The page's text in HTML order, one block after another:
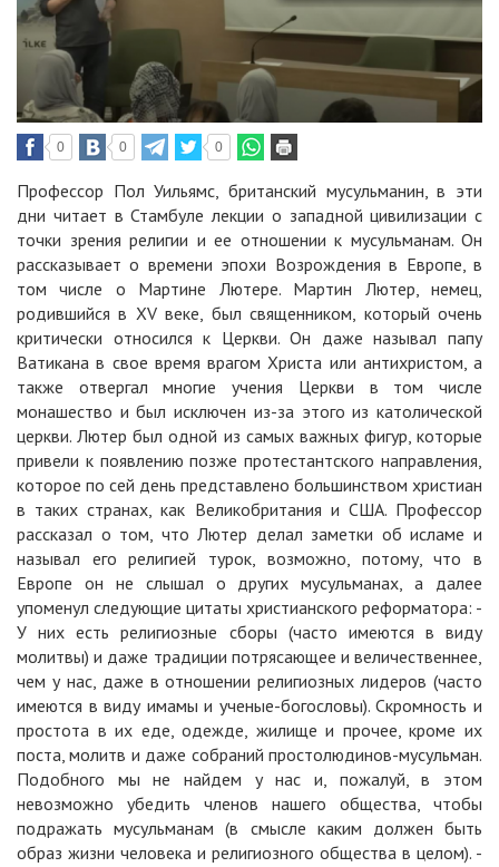
0 0 0
Профессор Пол Уильямс, британский мусульманин, в эти
дни читает в Стамбуле лекции о западной цивилизации с
точки зрения религии и ее отношении к мусульманам. Он
рассказывает о времени эпохи Возрождения в Европе, в
том числе о Мартине Лютере. Мартин Лютер, немец,
родившийся в XV веке, был священником, который очень
критически относился к Церкви. Он даже называл папу
Ватикана в свое время врагом Христа или антихристом, а
также отвергал многие учения Церкви в том числе
монашество и был исключен из-за этого из католической
церкви. Лютер был одной из самых важных фигур, которые
привели к появлению позже протестантского направления,
которое по сей день представлено большинством христиан
в таких странах, как Великобритания и США. Профессор
рассказал о том, что Лютер делал заметки об исламе и
называл его религией турок, возможно, потому, что в
Европе он не слышал о других мусульманах, а далее
упоменул следующие цитаты христианского реформатора: -
У них есть религиозные сборы (часто имеются в виду
молитвы) и даже традиции потрясающее и величественнее,
чем у нас, даже в отношении религиозных лидеров (часто
имеются в виду имамы и ученые-богословы). Скромность и
простота в их еде, одежде, жилище и прочее, кроме их
поста, молитв и даже собраний простолюдинов-мусульман.
Подобного мы не найдем у нас и, пожалуй, в этом
невозможно убедить членов нашего общества, чтобы
подражать мусульманам (в смысле каким должен быть
образ жизни человека и религиозного общества в целом). -